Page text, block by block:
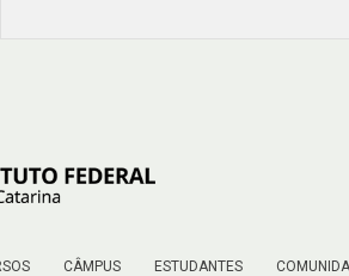
CÂMPUS ESTUDANTES